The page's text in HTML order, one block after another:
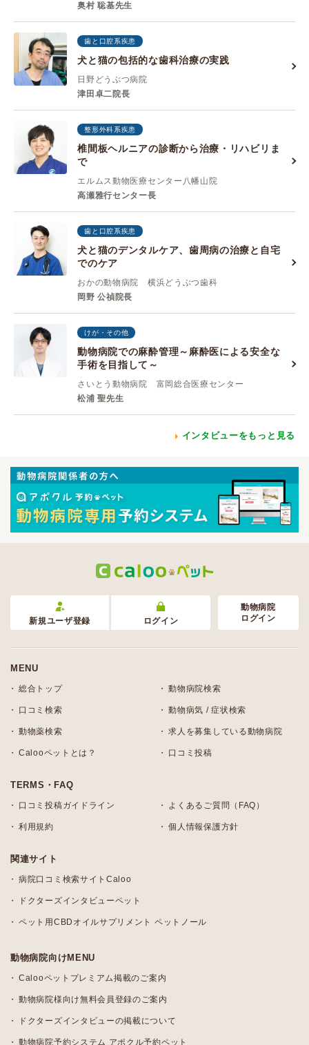
奥村 聡基先生
歯と口腔系疾患
犬と猫の包括的な歯科治療の実践
日野どうぶつ病院
津田卓二院長
整形外科系疾患
椎間板ヘルニアの診断から治療・リハビリま
で
エルムス動物医療センター八幡山院
高瀬雅行センター長
歯と口腔系疾患
犬と猫のデンタルケア、歯周病の治療と自宅
でのケア
おかの動物病院 横浜どうぶつ歯科
岡野 公禎院長
けが・その他
動物病院での麻酔管理～麻酔医による安全な
手術を目指して～
さいとう動物病院 富岡総合医療センター
松浦 聖先生
インタビューをもっと見る
新規ユーザ登録 ログイン
動物病院
ログイン
MENU
総合トップ 動物病院検索
口コミ検索 動物病気 / 症状検索
動物薬検索 求人を募集している動物病院
Calooペットとは？ 口コミ投稿
TERMS・FAQ
口コミ投稿ガイドライン よくあるご質問（FAQ）
利用規約 個人情報保護方針
関連サイト
病院口コミ検索サイトCaloo
ドクターズインタビューペット
ペット用CBDオイルサプリメント ペットノール
動物病院向けMENU
Calooペットプレミアム掲載のご案内
動物病院様向け無料会員登録のご案内
ドクターズインタビューの掲載について
動物病院予約システム アポクル予約ペット